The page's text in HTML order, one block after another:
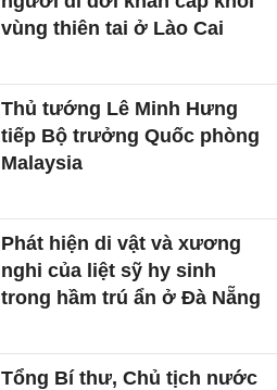
vùng thiên tai ở Lào Cai
Thủ tướng Lê Minh Hưng
tiếp Bộ trưởng Quốc phòng
Malaysia
Phát hiện di vật và xương
nghi của liệt sỹ hy sinh
trong hầm trú ẩn ở Đà Nẵng
Tổng Bí thư, Chủ tịch nước